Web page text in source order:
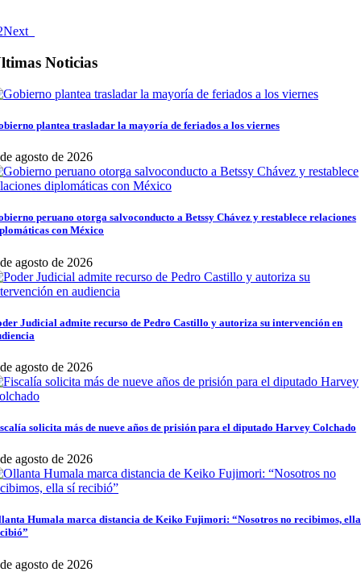
Next
Noticias
plantea trasladar la mayoría de feriados a los viernes
agosto de 2026
peruano otorga salvoconducto a Betssy Chávez y restablece relaciones
con México
agosto de 2026
Judicial admite recurso de Pedro Castillo y autoriza su intervención en
agosto de 2026
solicita más de nueve años de prisión para el diputado Harvey Colchado
agosto de 2026
Humala marca distancia de Keiko Fujimori: “Nosotros no recibimos,
agosto de 2026